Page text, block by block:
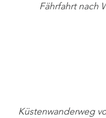
Fährfahrt nach
Küstenwanderweg